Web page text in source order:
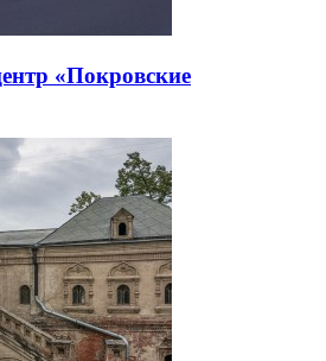
«Покровские